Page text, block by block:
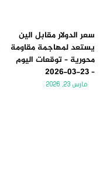
سعر الدولار مقابل الين
يستعد لمهاجمة مقاومة
محورية – توقعات اليوم
– 23-03-2026
مارس 23, 2026